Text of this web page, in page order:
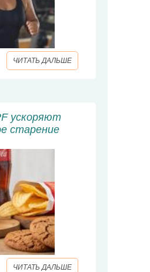
ЧИТАТЬ ДАЛЬШЕ
ускоряют
старение
ЧИТАТЬ ДАЛЬШЕ